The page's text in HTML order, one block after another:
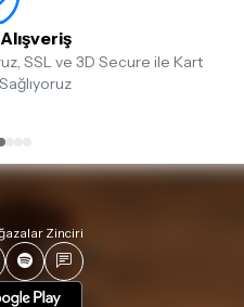
SSL ve 3D Secure ile Kart
Zinciri